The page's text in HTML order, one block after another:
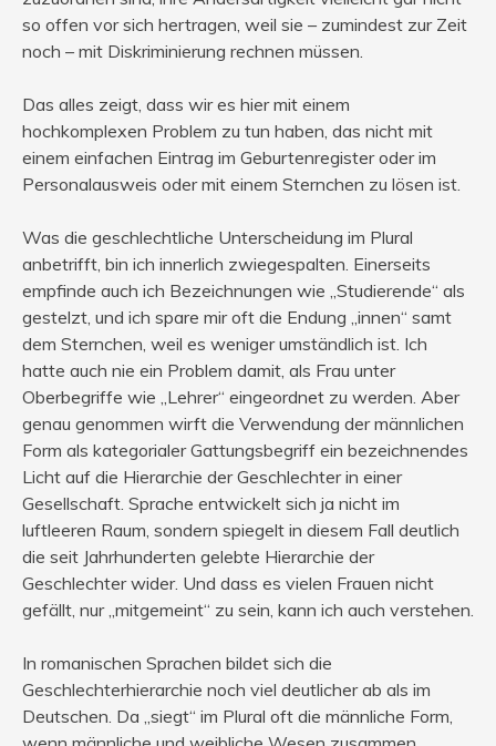
so offen vor sich hertragen, weil sie – zumindest zur Zeit
noch – mit Diskriminierung rechnen müssen.
Das alles zeigt, dass wir es hier mit einem
hochkomplexen Problem zu tun haben, das nicht mit
einem einfachen Eintrag im Geburtenregister oder im
Personalausweis oder mit einem Sternchen zu lösen ist.
Was die geschlechtliche Unterscheidung im Plural
anbetrifft, bin ich innerlich zwiegespalten. Einerseits
empfinde auch ich Bezeichnungen wie „Studierende“ als
gestelzt, und ich spare mir oft die Endung „innen“ samt
dem Sternchen, weil es weniger umständlich ist. Ich
hatte auch nie ein Problem damit, als Frau unter
Oberbegriffe wie „Lehrer“ eingeordnet zu werden. Aber
genau genommen wirft die Verwendung der männlichen
Form als kategorialer Gattungsbegriff ein bezeichnendes
Licht auf die Hierarchie der Geschlechter in einer
Gesellschaft. Sprache entwickelt sich ja nicht im
luftleeren Raum, sondern spiegelt in diesem Fall deutlich
die seit Jahrhunderten gelebte Hierarchie der
Geschlechter wider. Und dass es vielen Frauen nicht
gefällt, nur „mitgemeint“ zu sein, kann ich auch verstehen.
In romanischen Sprachen bildet sich die
Geschlechterhierarchie noch viel deutlicher ab als im
Deutschen. Da „siegt“ im Plural oft die männliche Form,